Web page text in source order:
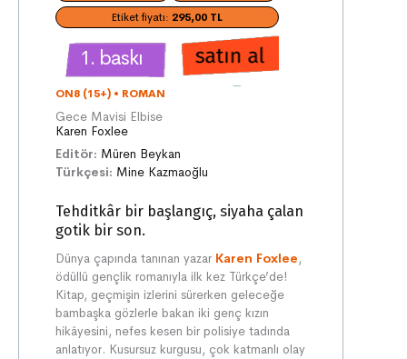
Etiket fiyatı: 295,00 TL
1. baskı
ON8 (15+) • ROMAN
Gece Mavisi Elbise
Karen Foxlee
Editör: Müren Beykan
Türkçesi: Mine Kazmaoğlu
Tehditkâr bir başlangıç, siyaha çalan
gotik bir son.
Dünya çapında tanınan yazar Karen Foxlee,
ödüllü gençlik romanıyla ilk kez Türkçe’de!
Kitap, geçmişin izlerini sürerken geleceğe
bambaşka gözlerle bakan iki genç kızın
hikâyesini, nefes kesen bir polisiye tadında
anlatıyor. Kusursuz kurgusu, çok katmanlı olay